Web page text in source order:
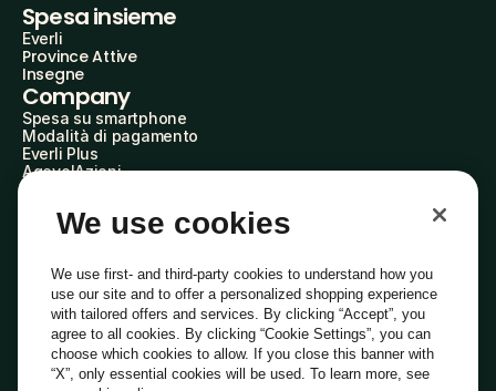
Spesa insieme
Everli
Province Attive
Insegne
Company
Spesa su smartphone
Modalità di pagamento
Everli Plus
AgevolAzioni
Everli Shoppers
Scopri chi siamo
Domande frequenti
Lavora con noi
Diventa Shopper
Investitori
PrivacyCookiePreferenze Cookie
We use cookies
We use first- and third-party cookies to understand how you
use our site and to offer a personalized shopping experience
with tailored offers and services. By clicking “Accept”, you
agree to all cookies. By clicking “Cookie Settings”, you can
choose which cookies to allow. If you close this banner with
“X”, only essential cookies will be used. To learn more, see